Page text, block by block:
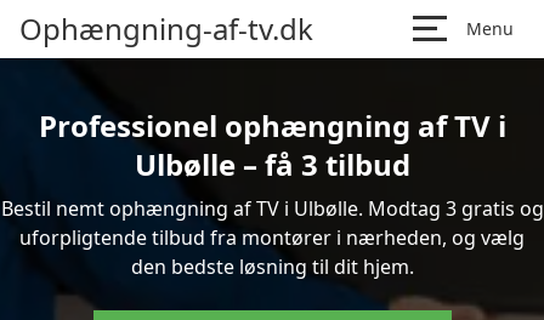
Ophængning-af-tv.dk Menu
Professionel ophængning af TV i
Ulbølle – få 3 tilbud
Bestil nemt ophængning af TV i Ulbølle. Modtag 3 gratis og
uforpligtende tilbud fra montører i nærheden, og vælg
den bedste løsning til dit hjem.